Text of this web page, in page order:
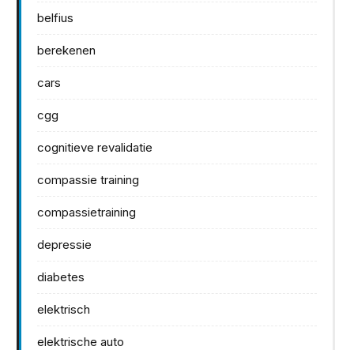
belfius
berekenen
cars
cgg
cognitieve revalidatie
compassie training
compassietraining
depressie
diabetes
elektrisch
elektrische auto